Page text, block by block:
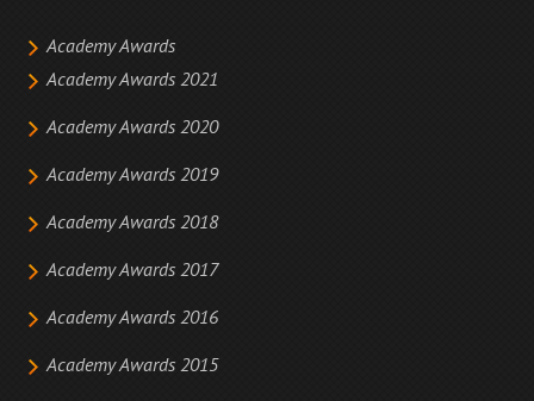
Academy Awards
Academy Awards 2021
Academy Awards 2020
Academy Awards 2019
Academy Awards 2018
Academy Awards 2017
Academy Awards 2016
Academy Awards 2015